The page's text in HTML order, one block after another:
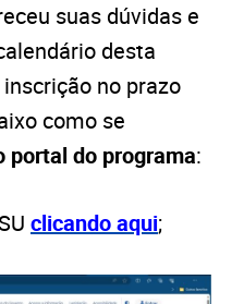
suas dúvidas e
desta
no prazo
como se
portal do programa:
clicando aqui;